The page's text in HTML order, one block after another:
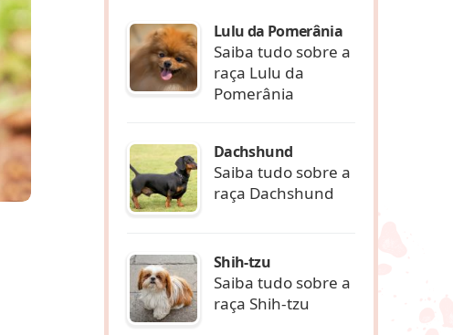
Lulu da Pomerânia
Saiba tudo sobre a
raça Lulu da
Pomerânia
Dachshund
Saiba tudo sobre a
raça Dachshund
Shih-tzu
Saiba tudo sobre a
raça Shih-tzu